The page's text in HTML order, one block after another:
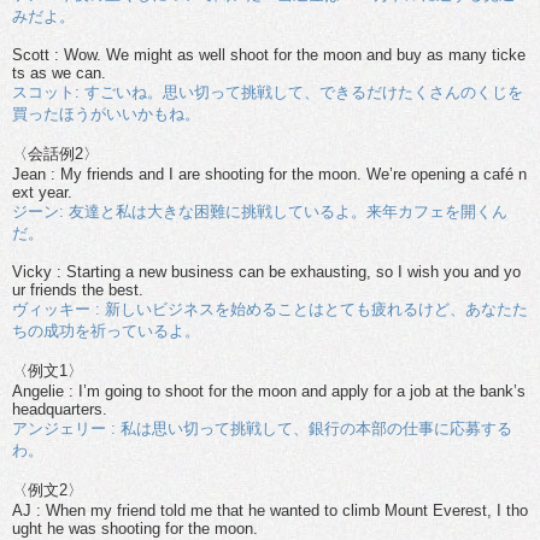
みだよ。
Scott : Wow. We might as well shoot for the moon and buy as many ticke
ts as we can.
スコット: すごいね。思い切って挑戦して、できるだけたくさんのくじを
買ったほうがいいかもね。
〈会話例2〉
Jean : My friends and I are shooting for the moon. We’re opening a café n
ext year.
ジーン: 友達と私は大きな困難に挑戦しているよ。来年カフェを開くん
だ。
Vicky : Starting a new business can be exhausting, so I wish you and yo
ur friends the best.
ヴィッキー : 新しいビジネスを始めることはとても疲れるけど、あなたた
ちの成功を祈っているよ。
〈例文1〉
Angelie : I’m going to shoot for the moon and apply for a job at the bank’s
headquarters.
アンジェリー : 私は思い切って挑戦して、銀行の本部の仕事に応募する
わ。
〈例文2〉
AJ : When my friend told me that he wanted to climb Mount Everest, I tho
ught he was shooting for the moon.